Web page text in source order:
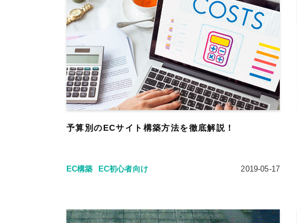
予算別のECサイト構築方法を徹底解説！
EC構築 EC初心者向け 2019-05-17